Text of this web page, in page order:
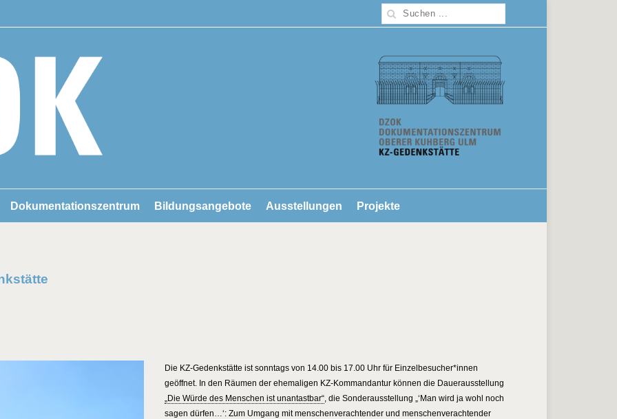
Dokumentationszentrum Bildungsangebote Ausstellungen Projekte
Die KZ-Gedenkstätte ist sonntags von 14.00 bis 17.00 Uhr für Einzelbesucher*innen
geöffnet. In den Räumen der ehemaligen KZ-Kommandantur können die Dauerausstellung
„Die Würde des Menschen ist unantastbar“, die Sonderausstellung „‘Man wird ja wohl noch
sagen dürfen…‘: Zum Umgang mit menschenverachtender und menschenverachtender